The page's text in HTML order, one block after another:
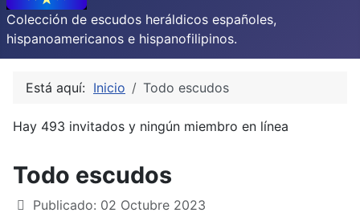
Colección de escudos heráldicos españoles,
hispanoamericanos e hispanofilipinos.
Está aquí: Inicio Todo escudos
Hay 493 invitados y ningún miembro en línea
Todo escudos
Publicado: 02 Octubre 2023